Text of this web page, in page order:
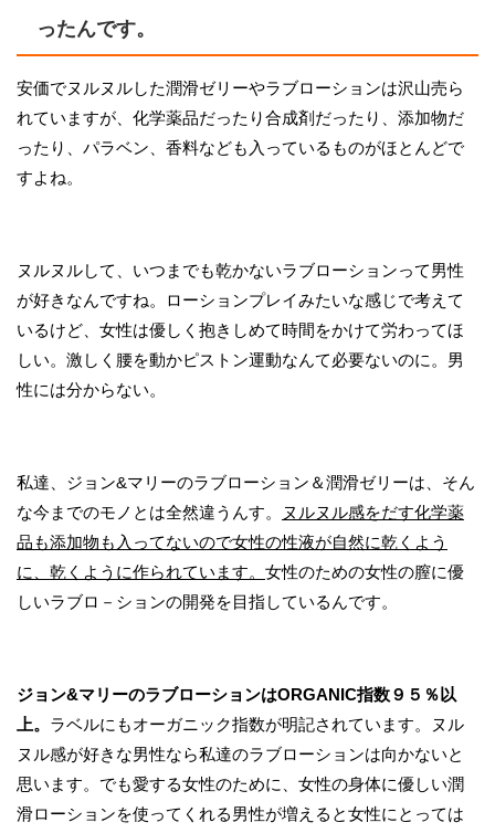
ったんです。
安価でヌルヌルした潤滑ゼリーやラブローションは沢山売ら
れていますが、化学薬品だったり合成剤だったり、添加物だ
ったり、パラベン、香料なども入っているものがほとんどで
すよね。
ヌルヌルして、いつまでも乾かないラブローションって男性
が好きなんですね。ローションプレイみたいな感じで考えて
いるけど、女性は優しく抱きしめて時間をかけて労わってほ
しい。激しく腰を動かピストン運動なんて必要ないのに。男
性には分からない。
私達、ジョン&マリーのラブローション＆潤滑ゼリーは、そん
な今までのモノとは全然違うんす。
ヌルヌル感をだす化学薬
品も添加物も入ってないので女性の性液が自然に乾くよう
に、乾くように作られています。 女性のための女性の膣に優
しいラブロ－ションの開発を目指しているんです。
ジョン&マリーのラブローションはORGANIC指数９５％以
上。 ラベルにもオーガニック指数が明記されています。ヌル
ヌル感が好きな男性なら私達のラブローションは向かないと
思います。でも愛する女性のために、女性の身体に優しい潤
滑ローションを使ってくれる男性が増えると女性にとっては